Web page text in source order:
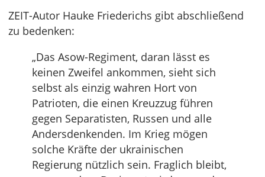
ZEIT-Autor Hauke Friederichs gibt abschließend
zu bedenken:
„Das Asow-Regiment, daran lässt es
keinen Zweifel ankommen, sieht sich
selbst als einzig wahren Hort von
Patrioten, die einen Kreuzzug führen
gegen Separatisten, Russen und alle
Andersdenkenden. Im Krieg mögen
solche Kräfte der ukrainischen
Regierung nützlich sein. Fraglich bleibt,